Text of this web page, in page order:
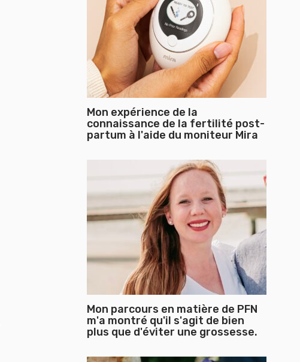
Mon expérience de la
connaissance de la fertilité post-
partum à l'aide du moniteur Mira
Mon parcours en matière de PFN
m'a montré qu'il s'agit de bien
plus que d'éviter une grossesse.